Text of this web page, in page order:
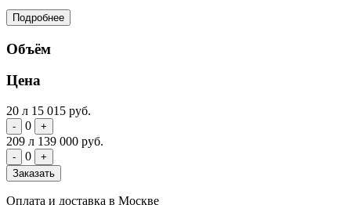
Подробнее
Объём
Цена
20 л 15 015 руб.
- 0 +
209 л 139 000 руб.
- 0
+
Заказать
Оплата и доставка в Москве